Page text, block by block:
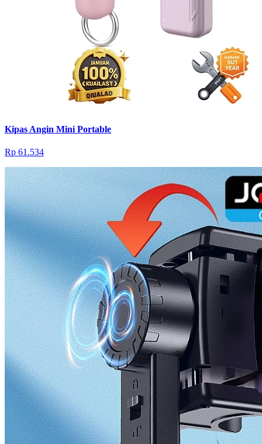
Kipas Angin Mini Portable
Rp 61.534